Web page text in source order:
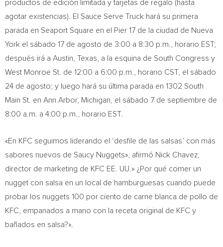
productos de edición limitada y tarjetas de regalo (hasta
agotar existencias). El Sauce Serve Truck hará su primera
parada en Seaport Square en el Pier 17 de la ciudad de Nueva
York el sábado 17 de agosto de 3:00 a 8:30 p.m.
, horario EST;
después irá a Austin, Texas , a la esquina de South Congress y
West Monroe St. de 12:00 a 6:00 p.m.
, horario CST, el sábado
24 de agosto; y luego hará su última parada en 1302 South
Main St. en Ann Arbor, Michigan , el sábado 7 de septiembre de
8:00 a.m.
a 4:00 p.m. , horario EST.
«En KFC seguimos liderando el ‘desfile de las salsas’ con más
sabores nuevos de Saucy Nuggets», afirmó Nick Chavez
director de marketing de KFC EE. UU.» ¿Por qué comer un
nugget con salsa en un local de hamburguesas cuando puede
probar los nuggets 100 por ciento de carne blanca de pollo de
KFC, empanados a mano con la receta original de KFC y
bañados en salsa?».